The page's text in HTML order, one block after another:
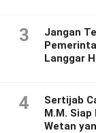
3
Jangan
Langgar
4
Sertijab
M.M.
Wetan